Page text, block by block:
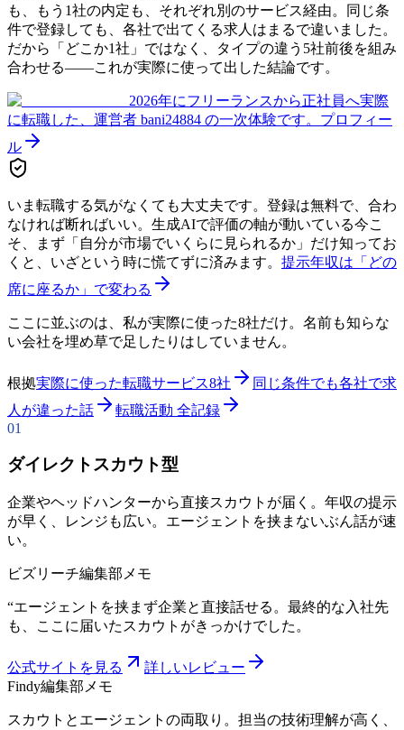
も、もう1社の内定も、それぞれ別のサービス経由。同じ条
件で登録しても、各社で出てくる求人はまるで違いました。
だから「どこか1社」ではなく、タイプの違う5社前後を組み
合わせる——これが実際に使って出した結論です。
2026年にフリーランスから正社員へ実際
に転職した、運営者 bani24884 の一次体験です。 プロフィー
ル
いま転職する気がなくても大丈夫です。登録は無料で、合わ
なければ断ればいい。生成AIで評価の軸が動いている今こ
そ、まず「自分が市場でいくらに見られるか」だけ知ってお
くと、いざという時に慌てずに済みます。 提示年収は「どの
席に座るか」で変わる
ここに並ぶのは、私が実際に使った8社だけ。名前も知らな
い会社を埋め草で足したりはしていません。
根拠実際に使った転職サービス8社
同じ条件でも各社で求
人が違った話
転職活動 全記録
01
ダイレクトスカウト型
企業やヘッドハンターから直接スカウトが届く。年収の提示
が早く、レンジも広い。エージェントを挟まないぶん話が速
い。
ビズリーチ編集部メモ
“エージェントを挟まず企業と直接話せる。最終的な入社先
も、ここに届いたスカウトがきっかけでした。
公式サイトを見る
詳しいレビュー
Findy編集部メモ
スカウトとエージェントの両取り。担当の技術理解が高く、